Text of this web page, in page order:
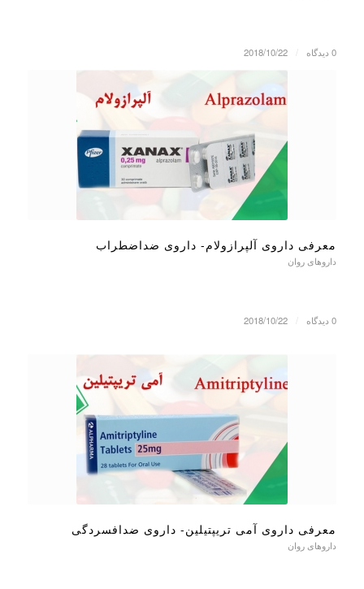
0 دیدگاه 2018/10/22
معرفی داروی آلپرازولام- داروی ضداضطراب
داروهای روان
0 دیدگاه 2018/10/22
معرفی داروی آمی تریپتیلین- داروی ضدافسردگی
داروهای روان